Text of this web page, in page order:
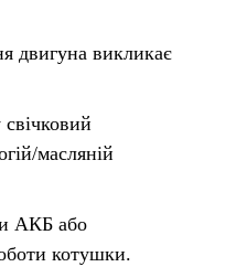
двигуна викликає
свічковий
масляній
АКБ або
котушки.